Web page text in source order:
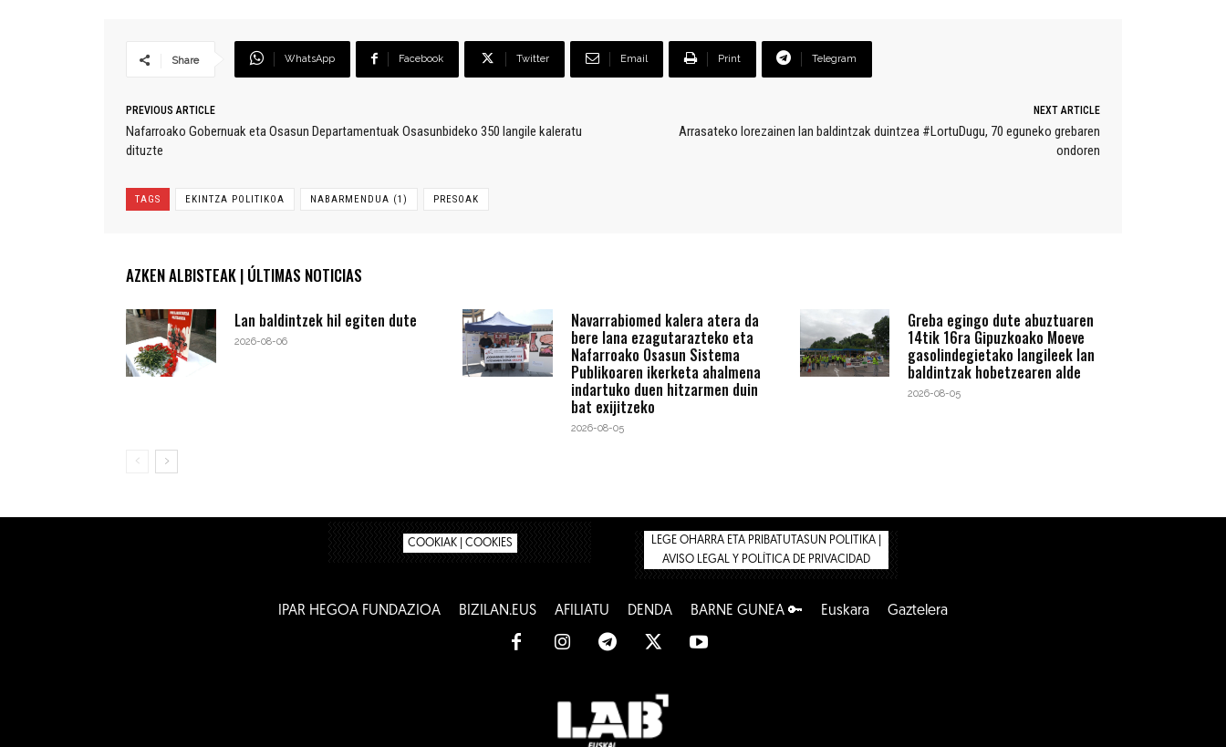
Share WhatsApp Facebook Twitter Email Print Telegram
PREVIOUS ARTICLE
Nafarroako Gobernuak eta Osasun Departamentuak Osasunbideko 350 langile kaleratu
dituzte
NEXT ARTICLE
Arrasateko lorezainen lan baldintzak duintzea #LortuDugu, 70 eguneko grebaren
ondoren
TAGS EKINTZA POLITIKOA NABARMENDUA (1) PRESOAK
AZKEN ALBISTEAK | ÚLTIMAS NOTICIAS
Lan baldintzek hil egiten dute
2026-08-06
Navarrabiomed kalera atera da
bere lana ezagutarazteko eta
Nafarroako Osasun Sistema
Publikoaren ikerketa ahalmena
indartuko duen hitzarmen duin
bat exijitzeko
2026-08-05
Greba egingo dute abuztuaren
14tik 16ra Gipuzkoako Moeve
gasolindegietako langileek lan
baldintzak hobetzearen alde
2026-08-05
COOKIAK | COOKIES
LEGE OHARRA ETA PRIBATUTASUN POLITIKA |
AVISO LEGAL Y POLÍTICA DE PRIVACIDAD
IPAR HEGOA FUNDAZIOA BIZILAN.EUS AFILIATU DENDA BARNE GUNEA 🔑 Euskara Gaztelera